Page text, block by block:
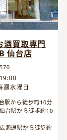
酒買取専門
仙台店
週水曜日
駅から徒歩約10分
台駅から徒歩約10
瀬通駅から徒歩約